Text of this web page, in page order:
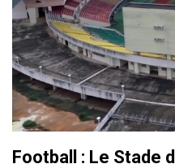
Football : Le Stade